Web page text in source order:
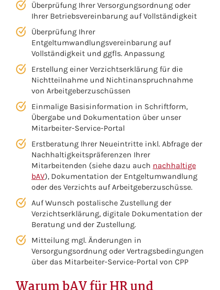
Überprüfung Ihrer Versorgungsordnung oder
Ihrer Betriebsvereinbarung auf Vollständigkeit
Überprüfung Ihrer
Entgeltumwandlungsvereinbarung auf
Vollständigkeit und ggfls. Anpassung
Erstellung einer Verzichtserklärung für die
Nichtteilnahme und Nichtinanspruchnahme
von Arbeitgeberzuschüssen
Einmalige Basisinformation in Schriftform,
Übergabe und Dokumentation über unser
Mitarbeiter-Service-Portal
Erstberatung Ihrer Neueintritte inkl. Abfrage der
Nachhaltigkeitspräferenzen Ihrer
Mitarbeitenden (siehe dazu auch nachhaltige
bAV), Dokumentation der Entgeltumwandlung
oder des Verzichts auf Arbeitgeberzuschüsse.
Auf Wunsch postalische Zustellung der
Verzichtserklärung, digitale Dokumentation der
Beratung und der Zustellung.
Mitteilung mgl. Änderungen in
Versorgungsordnung oder Vertragsbedingungen
über das Mitarbeiter-Service-Portal von CPP